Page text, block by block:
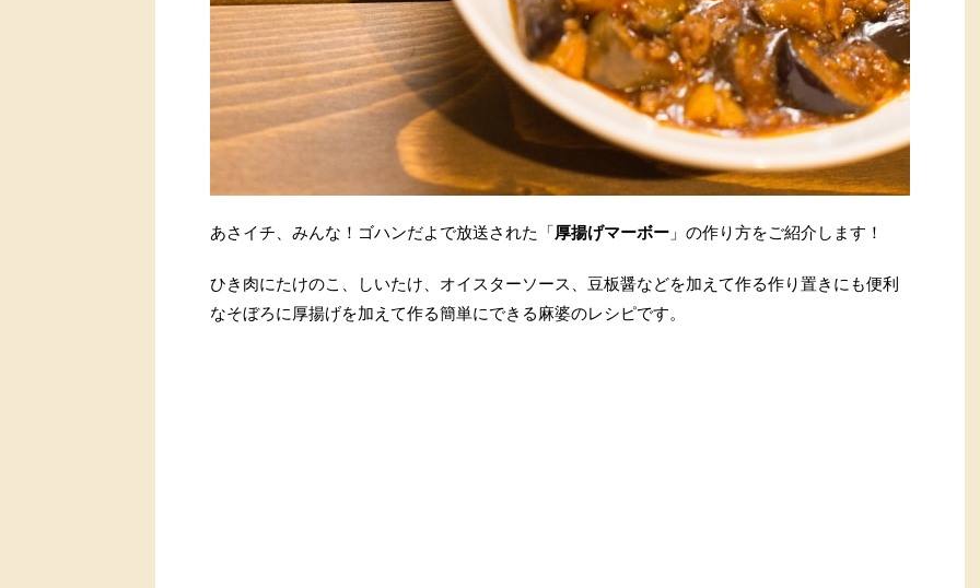
あさイチ、みんな！ゴハンだよで放送された「厚揚げマーボー 」の作り方をご紹介します！
ひき肉にたけのこ、しいたけ、オイスターソース、豆板醤などを加えて作る作り置きにも便利
なそぼろに厚揚げを加えて作る簡単にできる麻婆のレシピです。